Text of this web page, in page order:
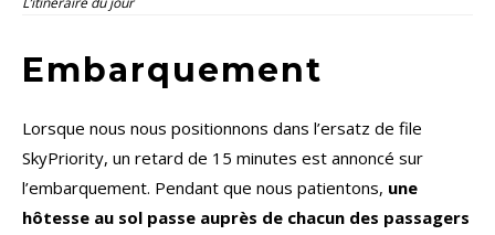
Embarquement
Lorsque nous nous positionnons dans l’ersatz de file
SkyPriority, un retard de 15 minutes est annoncé sur
l’embarquement. Pendant que nous patientons, une
hôtesse au sol passe auprès de chacun des passagers